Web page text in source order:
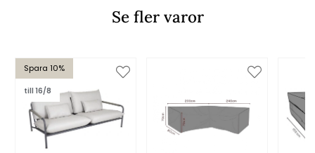
Se fler varor
Spara 10%
till 16/8